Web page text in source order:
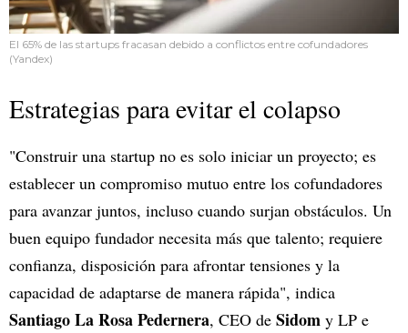
El 65% de las startups fracasan debido a conflictos entre cofundadores
(Yandex)
Estrategias para evitar el colapso
"Construir una startup no es solo iniciar un proyecto; es
establecer un compromiso mutuo entre los cofundadores
para avanzar juntos, incluso cuando surjan obstáculos. Un
buen equipo fundador necesita más que talento; requiere
confianza, disposición para afrontar tensiones y la
capacidad de adaptarse de manera rápida", indica
Santiago La Rosa Pedernera, CEO de Sidom y LP e